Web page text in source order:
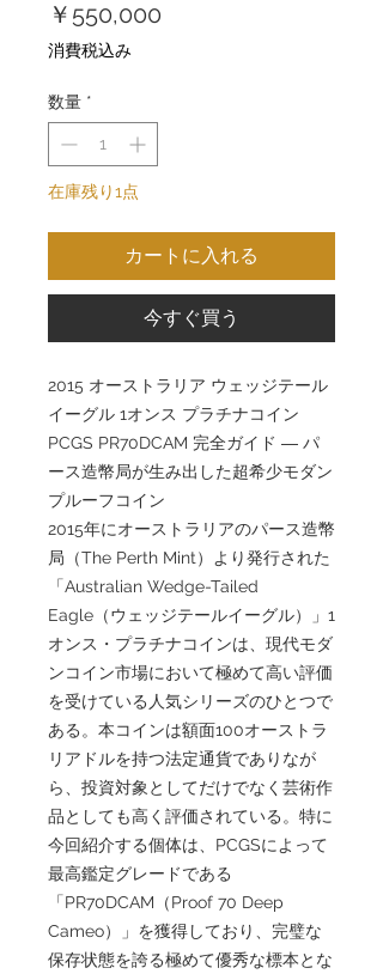
￥550,000
消費税込み
数量 *
在庫残り1点
カートに入れる
今すぐ買う
2015 オーストラリア ウェッジテール
イーグル 1オンス プラチナコイン
PCGS PR70DCAM 完全ガイド ― パ
ース造幣局が生み出した超希少モダン
プルーフコイン
2015年にオーストラリアのパース造幣
局（The Perth Mint）より発行された
「Australian Wedge-Tailed
Eagle（ウェッジテールイーグル）」1
オンス・プラチナコインは、現代モダ
ンコイン市場において極めて高い評価
を受けている人気シリーズのひとつで
ある。本コインは額面100オーストラ
リアドルを持つ法定通貨でありなが
ら、投資対象としてだけでなく芸術作
品としても高く評価されている。特に
今回紹介する個体は、PCGSによって
最高鑑定グレードである
「PR70DCAM（Proof 70 Deep
Cameo）」を獲得しており、完璧な
保存状態を誇る極めて優秀な標本とな